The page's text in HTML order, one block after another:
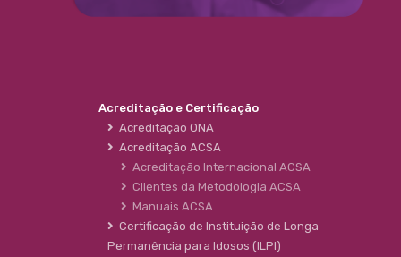
Acreditação e Certificação
Acreditação ONA
Acreditação ACSA
Acreditação Internacional ACSA
Clientes da Metodologia ACSA
Manuais ACSA
Certificação de Instituição de Longa
Permanência para Idosos (ILPI)